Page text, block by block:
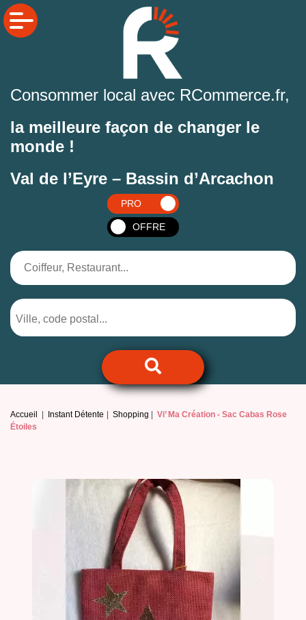
Consommer local avec RCommerce.fr,
la meilleure façon de changer le
monde !
Val de l’Eyre – Bassin d’Arcachon
PRO
OFFRE
Accueil Instant Détente Shopping Vi’ Ma Création -Sac Cabas Rose
Étoiles